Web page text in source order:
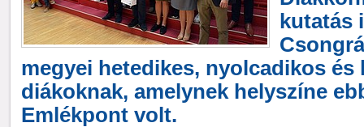
kutatás
megyei hetedikes, nyolcadikos és
diákoknak, amelynek helyszíne
Emlékpont volt.